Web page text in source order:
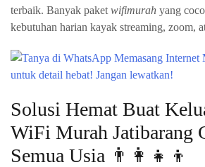
terbaik. Banyak paket wifimurah yang
kebutuhan harian kayak streaming, zoom,
Solusi Hemat Buat
WiFi Murah Jatibarang
Semua Usia 👨‍👩‍👧‍👦